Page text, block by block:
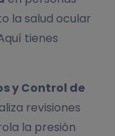
la salud ocular
tienes
y Control de
revisiones
la presión